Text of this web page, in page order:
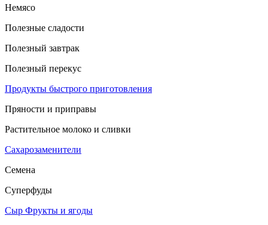
Немясо
Полезные сладости
Полезный завтрак
Полезный перекус
Продукты быстрого приготовления
Пряности и приправы
Растительное молоко и сливки
Сахарозаменители
Семена
Суперфуды
Сыр Фрукты и ягоды